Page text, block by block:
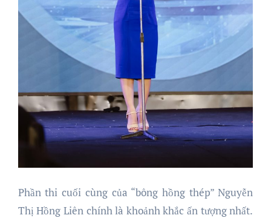
Phần thi cuối cùng của “bông hồng thép” Nguyễn
Thị Hồng Liên chính là khoảnh khắc ấn tượng nhất.